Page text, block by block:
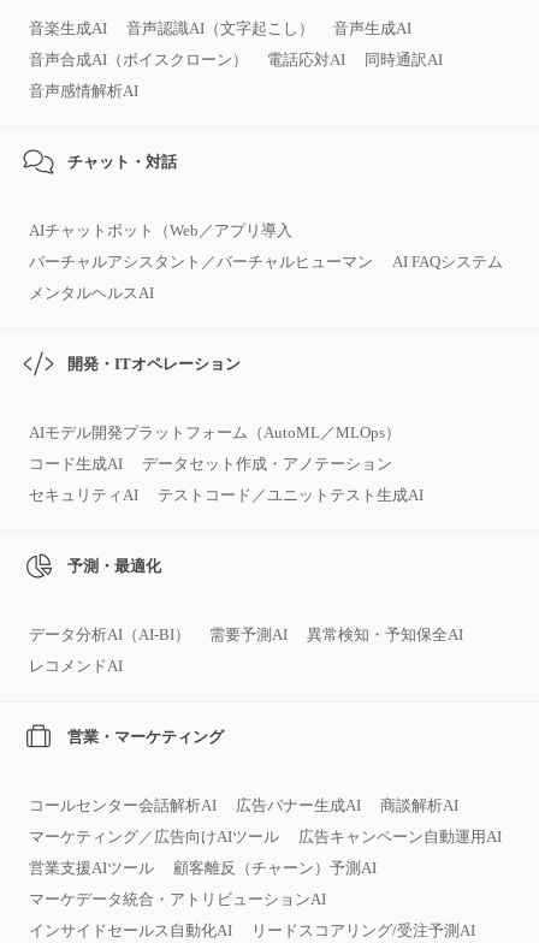
音楽生成AI 音声認識AI（文字起こし）
音声生成AI
音声合成AI（ボイスクローン）
電話応対AI
同時通訳AI
音声感情解析AI
チャット・対話
AIチャットボット（Web／アプリ導入
バーチャルアシスタント／バーチャルヒューマン
AI FAQシステム
メンタルヘルスAI
開発・ITオペレーション
AIモデル開発プラットフォーム（AutoML／MLOps）
コード生成AI
データセット作成・アノテーション
セキュリティAI
テストコード／ユニットテスト生成AI
予測・最適化
データ分析AI（AI‑BI） 需要予測AI
異常検知・予知保全AI
レコメンドAI
営業・マーケティング
コールセンター会話解析AI 広告バナー生成AI
商談解析AI
マーケティング／広告向けAIツール
広告キャンペーン自動運用AI
営業支援AIツール
顧客離反（チャーン）予測AI
マーケデータ統合・アトリビューションAI
インサイドセールス自動化AI
リードスコアリング/受注予測AI